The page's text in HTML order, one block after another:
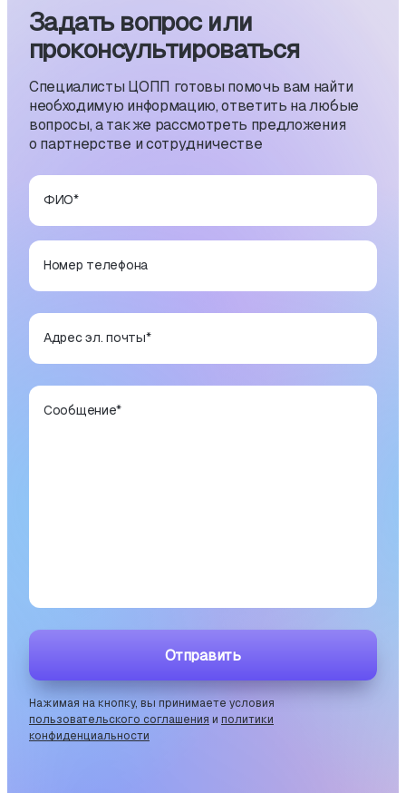
Задать вопрос или
проконсуль­тиро­ваться
Специалисты ЦОПП готовы помочь вам найти
необходимую информацию, ответить на любые
вопросы, а также рассмотреть предложения
о партнерстве и сотрудничестве
ФИО*
Номер телефона
Адрес эл. почты*
Сообщение*
Отправить
Нажимая на кнопку, вы принимаете условия
пользовательского соглашения и политики
конфиденциальности